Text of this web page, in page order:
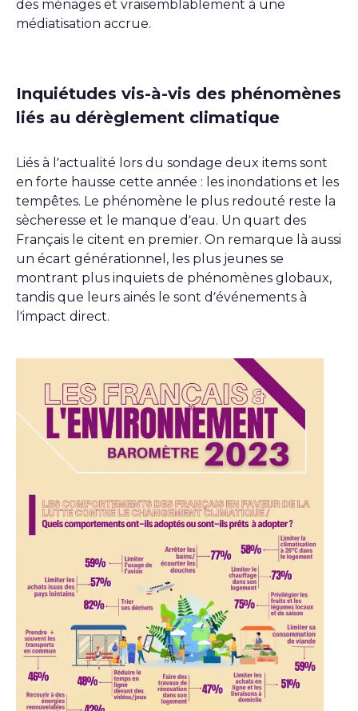
des ménages et vraisemblablement à une
médiatisation accrue.
Inquiétudes vis-à-vis des phénomènes
liés au dérèglement climatique
Liés à l’actualité lors du sondage deux items sont
en forte hausse cette année : les inondations et les
tempêtes. Le phénomène le plus redouté reste la
sècheresse et le manque d’eau. Un quart des
Français le citent en premier. On remarque là aussi
un écart générationnel, les plus jeunes se
montrant plus inquiets de phénomènes globaux,
tandis que leurs ainés le sont d’événements à
l’impact direct.